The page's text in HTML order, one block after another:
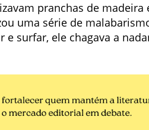
pranchas de madeira
uma série de
surfar, ele chagava a